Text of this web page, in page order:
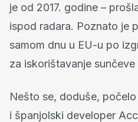
je od 2017. godine –
ispod radara. Poznato je
samom dnu u EU-u po
za iskorištavanje sunčeve
Nešto se, doduše,
i španjolski developer